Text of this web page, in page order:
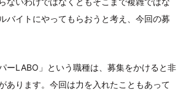
バイトにやってもらおうと考え、今回の募
ーLABO」という職種は、募集をかけると非
あります。今回は力を入れたこともあって